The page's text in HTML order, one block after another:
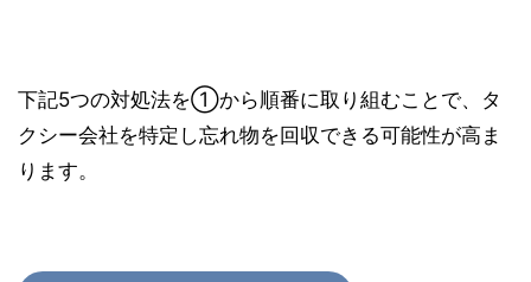
下記5つの対処法を①から順番に取り組むことで、タ
クシー会社を特定し忘れ物を回収できる可能性が高ま
ります。